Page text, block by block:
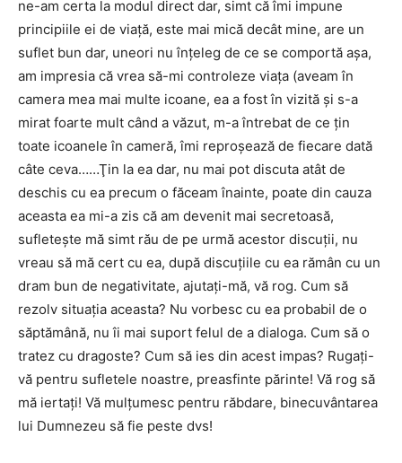
ne-am certa la modul direct dar, simt că îmi impune
principiile ei de viaţă, este mai mică decât mine, are un
suflet bun dar, uneori nu înţeleg de ce se comportă aşa,
am impresia că vrea să-mi controleze viaţa (aveam în
camera mea mai multe icoane, ea a fost în vizită şi s-a
mirat foarte mult când a văzut, m-a întrebat de ce ţin
toate icoanele în cameră, îmi reproşează de fiecare dată
câte ceva……Ţin la ea dar, nu mai pot discuta atât de
deschis cu ea precum o făceam înainte, poate din cauza
aceasta ea mi-a zis că am devenit mai secretoasă,
sufleteşte mă simt rău de pe urmă acestor discuţii, nu
vreau să mă cert cu ea, după discuţiile cu ea rămân cu un
dram bun de negativitate, ajutaţi-mă, vă rog. Cum să
rezolv situaţia aceasta? Nu vorbesc cu ea probabil de o
săptămână, nu îi mai suport felul de a dialoga. Cum să o
tratez cu dragoste? Cum să ies din acest impas? Rugaţi-
vă pentru sufletele noastre, preasfinte părinte! Vă rog să
mă iertaţi! Vă mulţumesc pentru răbdare, binecuvântarea
lui Dumnezeu să fie peste dvs!